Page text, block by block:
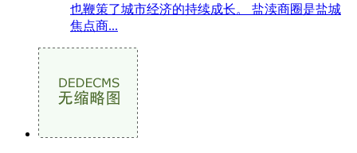
也鞭策了城市经济的持续成长。 盐渎商圈是盐城
焦点商...